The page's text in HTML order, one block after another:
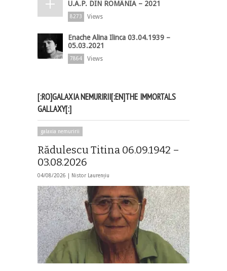
U.A.P. DIN ROMÂNIA – 2021
8273 Views
Enache Alina Ilinca 03.04.1939 –
05.03.2021
7864 Views
[:RO]GALAXIA NEMURIRII[:EN]THE IMMORTALS
GALLAXY[:]
galaxia nemuririi
Rădulescu Titina 06.09.1942 –
03.08.2026
04/08/2026 | Nistor Laurențiu